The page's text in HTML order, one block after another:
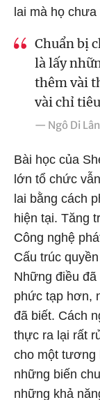
lai mà họ
Chuẩn bị
là lấy
thêm vài
vài chỉ
— Ngô Di Lân
Bài học của
lớn tổ chức
lai bằng cách
hiện tại. Tăng
Công nghệ
Cấu trúc
Những điều
phức tạp hơn,
đã biết. Cách
thực ra lại rất
cho một tương
những biến
những khả